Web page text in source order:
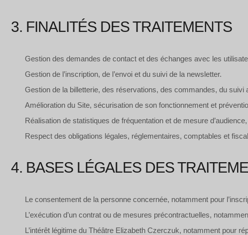
3. FINALITÉS DES TRAITEMENTS
Gestion des demandes de contact et des échanges avec les
Gestion de l’inscription, de l’envoi et du suivi de la newsletter.
Gestion de la billetterie, des réservations, des commandes, du
Amélioration du Site, sécurisation de son fonctionnement et
Réalisation de statistiques de fréquentation et de mesure
Respect des obligations légales, réglementaires, comptables et
4. BASES LÉGALES DES
Le consentement de la personne concernée, notamment pour
L’exécution d’un contrat ou de mesures précontractuelles,
L’intérêt légitime du Théâtre Elizabeth Czerczuk, notamment pour